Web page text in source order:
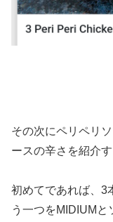
その次にペリペリ
ースの辛さを紹介す
初めてであれば、3
う一つをMIDIUM